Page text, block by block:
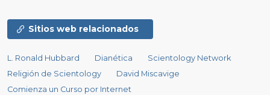
Sitios web relacionados
L. Ronald Hubbard Dianética
Scientology Network
Religión de Scientology
David Miscavige
Comienza un Curso por Internet